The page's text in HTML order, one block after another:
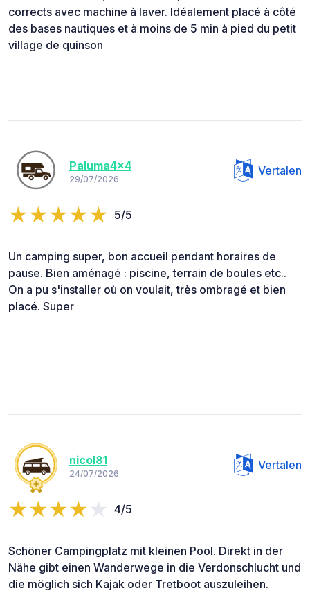
corrects avec machine à laver. Idéalement placé à côté
des bases nautiques et à moins de 5 min à pied du petit
village de quinson
Paluma4x4
29/07/2026
Vertalen
5/5
Un camping super, bon accueil pendant horaires de
pause. Bien aménagé : piscine, terrain de boules etc..
On a pu s'installer où on voulait, très ombragé et bien
placé. Super
nicol81
24/07/2026
Vertalen
4/5
Schöner Campingplatz mit kleinen Pool. Direkt in der
Nähe gibt einen Wanderwege in die Verdonschlucht und
die möglich sich Kajak oder Tretboot auszuleihen.